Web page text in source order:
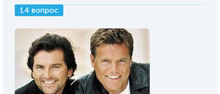
14 вопрос